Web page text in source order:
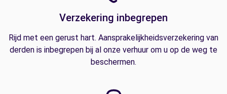
Verzekering inbegrepen
Rijd met een gerust hart. Aansprakelijkheidsverzekering van
derden is inbegrepen bij al onze verhuur om u op de weg te
beschermen.